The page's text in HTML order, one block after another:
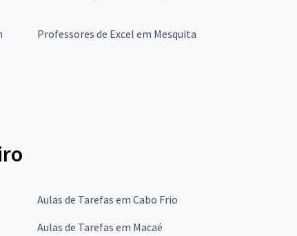
Professores de Excel em Mesquita
Aulas de Tarefas em Cabo Frio
Aulas de Tarefas em Macaé